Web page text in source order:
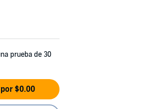
prueba de 30
$0.00